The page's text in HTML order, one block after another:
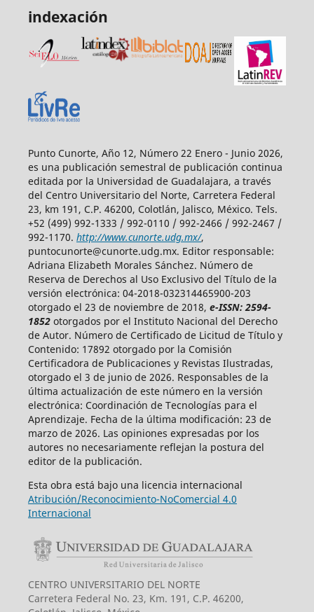
indexación
Punto Cunorte, Año 12, Número 22 Enero - Junio 2026,
es una publicación semestral de publicación continua
editada por la Universidad de Guadalajara, a través
del Centro Universitario del Norte, Carretera Federal
23, km 191, C.P. 46200, Colotlán, Jalisco, México. Tels.
+52 (499) 992-1333 / 992-0110 / 992-2466 / 992-2467 /
992-1170. http://www.cunorte.udg.mx/,
puntocunorte@cunorte.udg.mx. Editor responsable:
Adriana Elizabeth Morales Sánchez. Número de
Reserva de Derechos al Uso Exclusivo del Título de la
versión electrónica: 04-2018-032314465900-203
otorgado el 23 de noviembre de 2018, e-ISSN: 2594-
1852otorgados por el Instituto Nacional del Derecho
de Autor. Número de Certificado de Licitud de Título y
Contenido: 17892 otorgado por la Comisión
Certificadora de Publicaciones y Revistas Ilustradas,
otorgado el 3 de junio de 2026. Responsables de la
última actualización de este número en la versión
electrónica: Coordinación de Tecnologías para el
Aprendizaje. Fecha de la última modificación: 23 de
marzo de 2026. Las opiniones expresadas por los
autores no necesariamente reflejan la postura del
editor de la publicación.
Esta obra está bajo una licencia internacional
Atribución/Reconocimiento-NoComercial 4.0
Internacional
CENTRO UNIVERSITARIO DEL NORTE
Carretera Federal No. 23, Km. 191, C.P. 46200,